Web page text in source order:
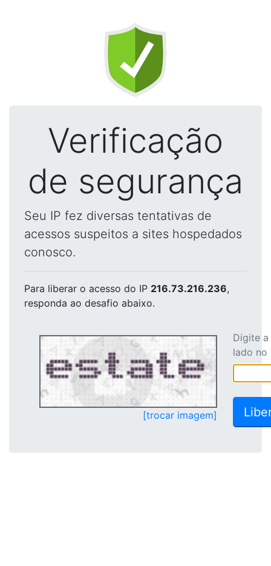
Verificação
de segurança
Seu IP fez diversas tentativas de
acessos suspeitos a sites hospedados
conosco.
Para liberar o acesso do IP 216.73.216.236,
responda ao desafio abaixo.
[trocar imagem]
Digite
lado no